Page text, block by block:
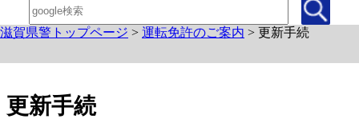
滋賀県警トップページ > 運転免許のご案内 > 更新手続
更新手続